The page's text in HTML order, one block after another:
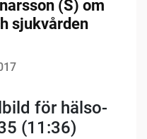
(S) om
sjukvården
för hälso-
(11:36)